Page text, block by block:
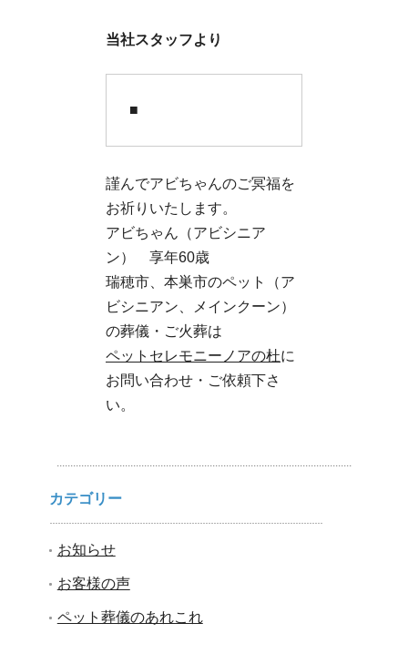
当社スタッフより
■
謹んでアビちゃんのご冥福を
お祈りいたします。
アビちゃん（アビシニア
ン） 享年60歳
瑞穂市、本巣市のペット（ア
ビシニアン、メインクーン）
の葬儀・ご火葬は
ペットセレモニーノアの杜に
お問い合わせ・ご依頼下さ
い。
カテゴリー
お知らせ
お客様の声
ペット葬儀のあれこれ